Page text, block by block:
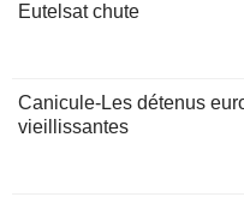
Eutelsat chute
Canicule-Les détenus
vieillissantes